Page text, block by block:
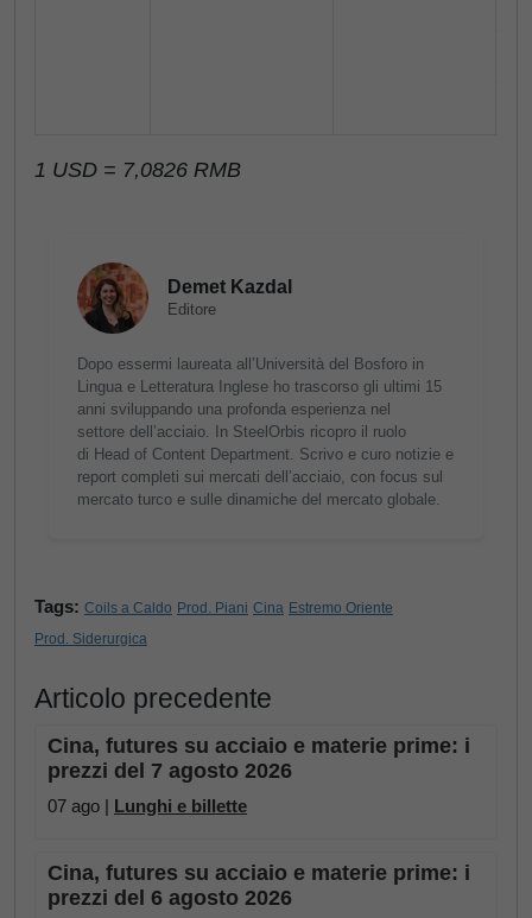
1 USD = 7,0826 RMB
Demet Kazdal
Editore
Dopo essermi laureata all’Università del Bosforo in
Lingua e Letteratura Inglese ho trascorso gli ultimi 15
anni sviluppando una profonda esperienza nel
settore dell’acciaio. In SteelOrbis ricopro il ruolo
di Head of Content Department. Scrivo e curo notizie e
report completi sui mercati dell’acciaio, con focus sul
mercato turco e sulle dinamiche del mercato globale.
Tags: Coils a Caldo Prod. Piani Cina Estremo Oriente
Prod. Siderurgica
Articolo precedente
Cina, futures su acciaio e materie prime: i
prezzi del 7 agosto 2026
07 ago | Lunghi e billette
Cina, futures su acciaio e materie prime: i
prezzi del 6 agosto 2026